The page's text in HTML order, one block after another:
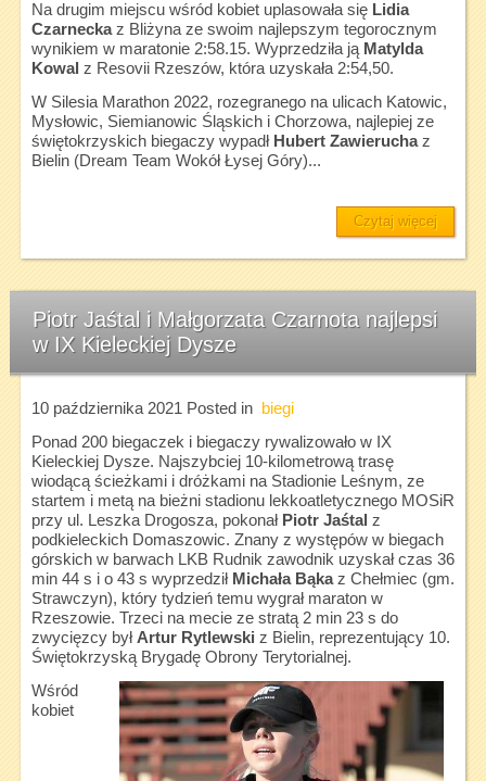
Na drugim miejscu wśród kobiet uplasowała się Lidia
Czarneckaz Bliżyna ze swoim najlepszym tegorocznym
wynikiem w maratonie 2:58.15. Wyprzedziła ją Matylda
Kowal z Resovii Rzeszów, która uzyskała 2:54,50.
W Silesia Marathon 2022, rozegranego na ulicach Katowic,
Mysłowic, Siemianowic Śląskich i Chorzowa, najlepiej ze
świętokrzyskich biegaczy wypadł Hubert Zawieruchaz
Bielin (Dream Team Wokół Łysej Góry)...
Czytaj więcej
Piotr Jaśtal i Małgorzata Czarnota najlepsi
w IX Kieleckiej Dysze
10 października 2021 Posted in
biegi
Ponad 200 biegaczek i biegaczy rywalizowało w IX
Kieleckiej Dysze. Najszybciej 10-kilometrową trasę
wiodącą ścieżkami i dróżkami na Stadionie Leśnym, ze
startem i metą na bieżni stadionu lekkoatletycznego MOSiR
przy ul. Leszka Drogosza, pokonał Piotr Jaśtal z
podkieleckich Domaszowic. Znany z występów w biegach
górskich w barwach LKB Rudnik zawodnik uzyskał czas 36
min 44 s i o 43 s wyprzedził Michała Bąkaz Chełmiec (gm.
Strawczyn), który tydzień temu wygrał maraton w
Rzeszowie. Trzeci na mecie ze stratą 2 min 23 s do
zwycięzcy był Artur Rytlewski z Bielin, reprezentujący 10.
Świętokrzyską Brygadę Obrony Terytorialnej.
Wśród
kobiet